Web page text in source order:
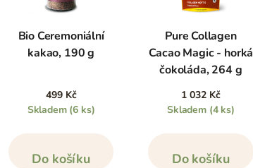
Bio Ceremoniální
kakao, 190 g
499 Kč
Skladem (6 ks)
Do košíku
Pure Collagen
Cacao Magic - horká
čokoláda, 264 g
1 032 Kč
Skladem (4 ks)
Do košíku